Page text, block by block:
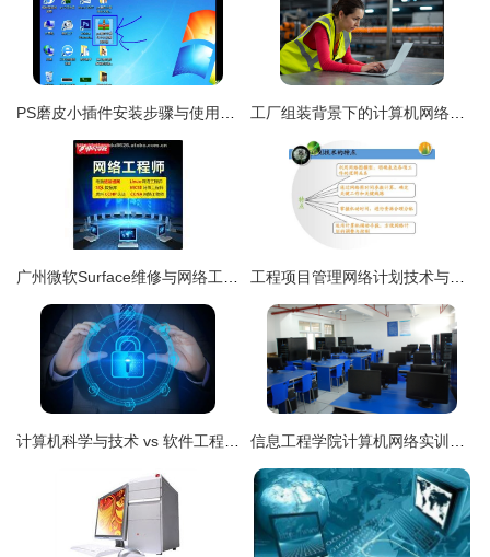
PS磨皮小插件安装步骤与使用讲解 计算机网络工程视角 工厂组装背景下的计算机网络工程设计与实施
广州微软Surface维修与网络工程服务的专业技术解析 工程项目管理网络计划技术与进度控制
计算机科学与技术 vs 软件工程 vs 网络工程 vs 物联网工程，到底学啥？ 信息工程学院计算机网络实训室建设方案与工程实践探索